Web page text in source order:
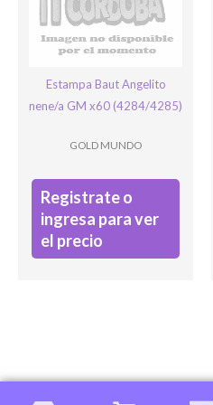
Estampa Baut Angelito
nene/a GM x60 (4284/4285)
GOLD MUNDO
Registrate o
ingresa para ver
el precio